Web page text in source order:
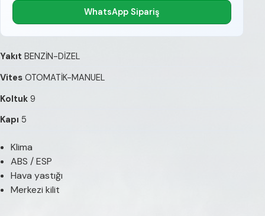
WhatsApp Sipariş
Yakıt BENZİN-DİZEL
Vites OTOMATİK-MANUEL
Koltuk 9
Kapı 5
Klima
ABS / ESP
Hava yastığı
Merkezi kilit